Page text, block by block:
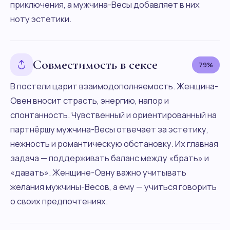
приключения, а мужчина-Весы добавляет в них
ноту эстетики.
Совместимость в сексе 79%
В постели царит взаимодополняемость. Женщина-
Овен вносит страсть, энергию, напор и
спонтанность. Чувственный и ориентированный на
партнёршу мужчина-Весы отвечает за эстетику,
нежность и романтическую обстановку. Их главная
задача — поддерживать баланс между «брать» и
«давать». Женщине-Овну важно учитывать
желания мужчины-Весов, а ему — учиться говорить
о своих предпочтениях.